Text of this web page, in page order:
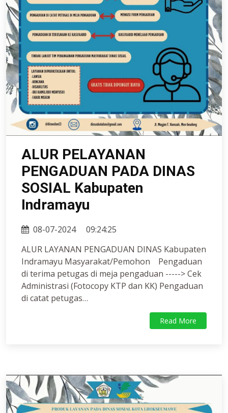
ALUR PELAYANAN
PENGADUAN PADA DINAS
SOSIAL Kabupaten
Indramayu
08-07-2024
09:24:25
ALUR LAYANAN PENGADUAN DINAS Kabupaten
Indramayu Masyarakat/Pemohon Pengaduan
di terima petugas di meja pengaduan -----> Cek
Administrasi (Fotocopy KTP dan KK) Pengaduan
di catat petugas…
Read More